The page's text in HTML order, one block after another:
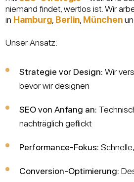
niemand findet, wertlos ist. Wir
in Hamburg, Berlin, München
Unser Ansatz:
Strategie vor Design: Wir
bevor wir designen
SEO von Anfang an:
nachträglich geflickt
Performance-Fokus:
Conversion-Optimierung: